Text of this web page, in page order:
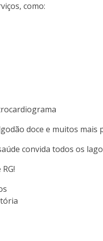
como:
doce e muitos mais
convida todos os